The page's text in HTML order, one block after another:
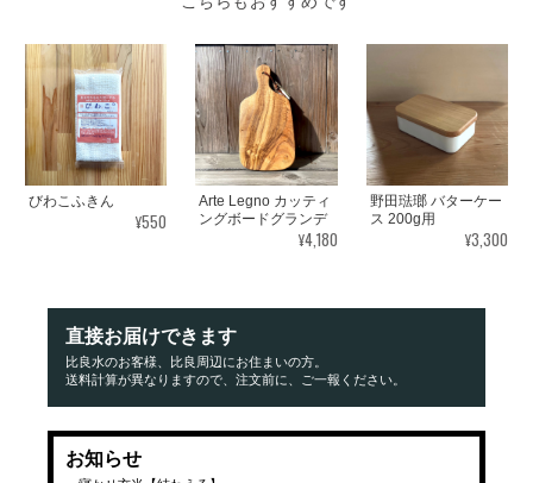
びわこふきん
¥550
Arte Legno カッティ
ングボードグランデ
¥4,180
野田琺瑯 バターケー
ス 200g用
¥3,300
直接お届けできます
比良水のお客様、比良周辺にお住まいの方。
送料計算が異なりますので、注文前に、ご一報ください。
お知らせ